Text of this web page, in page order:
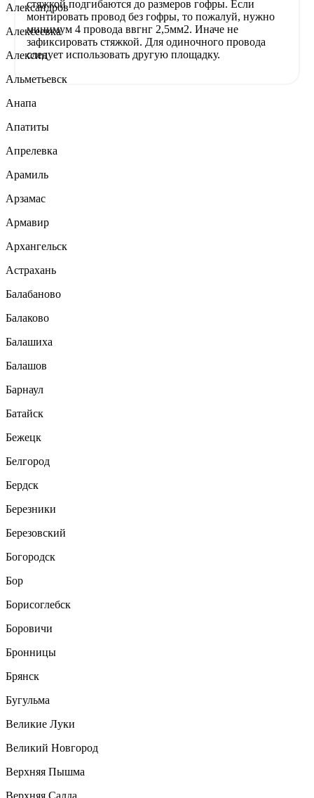
стяжкой подгибаются до размеров гофры. Если
монтировать провод без гофры, то пожалуй, нужно
минимум 4 провода ввгнг 2,5мм2. Иначе не
зафиксировать стяжкой. Для одиночного провода
следует использовать другую площадку.
Александров
Алексеевка
Алексин
Альметьевск
Анапа
Апатиты
Апрелевка
Арамиль
Арзамас
Армавир
Архангельск
Астрахань
Балабаново
Балаково
Балашиха
Балашов
Барнаул
Батайск
Бежецк
Белгород
Бердск
Березники
Березовский
Богородск
Бор
Борисоглебск
Боровичи
Бронницы
Брянск
Бугульма
Великие Луки
Великий Новгород
Верхняя Пышма